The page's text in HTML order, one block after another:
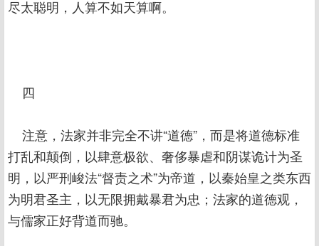
尽太聪明，人算不如天算啊。
四
注意，法家并非完全不讲“道德”，而是将道德标准
打乱和颠倒，以肆意极欲、奢侈暴虐和阴谋诡计为圣
明，以严刑峻法“督责之术”为帝道，以秦始皇之类东西
为明君圣主，以无限拥戴暴君为忠；法家的道德观，
与儒家正好背道而驰。